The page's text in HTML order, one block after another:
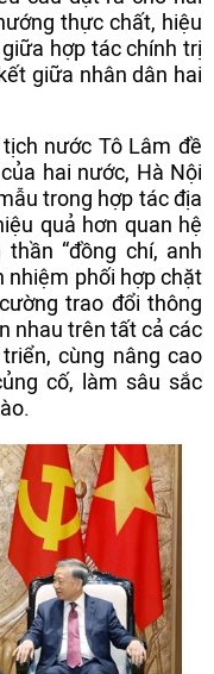
thực chất, hiệu
hợp tác chính trị
giữa nhân dân hai
nước Tô Lâm đề
hai nước, Hà Nội
trong hợp tác địa
quả hơn quan hệ
“đồng chí, anh
nhiệm phối hợp chặt
trao đổi thông
nhau trên tất cả các
cùng nâng cao
cố, làm sâu sắc